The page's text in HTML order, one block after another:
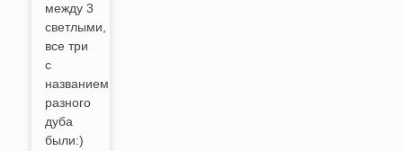
между 3
светлыми,
все три
с
названием
разного
дуба
были:)